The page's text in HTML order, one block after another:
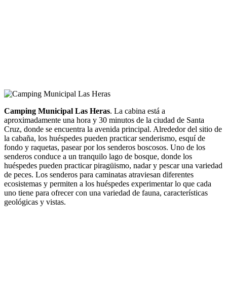
Camping Municipal Las Heras. La cabina está a
aproximadamente una hora y 30 minutos de la ciudad de Santa
Cruz, donde se encuentra la avenida principal. Alrededor del sitio de
la cabaña, los huéspedes pueden practicar senderismo, esquí de
fondo y raquetas, pasear por los senderos boscosos. Uno de los
senderos conduce a un tranquilo lago de bosque, donde los
huéspedes pueden practicar piragüismo, nadar y pescar una variedad
de peces. Los senderos para caminatas atraviesan diferentes
ecosistemas y permiten a los huéspedes experimentar lo que cada
uno tiene para ofrecer con una variedad de fauna, características
geológicas y vistas.